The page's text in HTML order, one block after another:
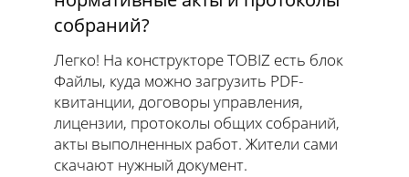
собраний?
Легко! На конструкторе TOBIZ есть блок
Файлы, куда можно загрузить PDF-
квитанции, договоры управления,
лицензии, протоколы общих собраний,
акты выполненных работ. Жители сами
скачают нужный документ.